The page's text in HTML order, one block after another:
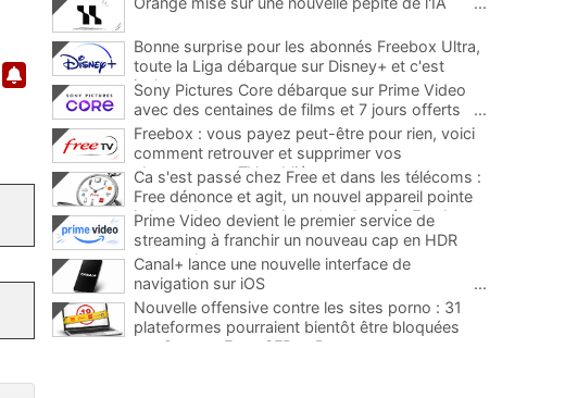
Bonne surprise pour les abonnés Freebox Ultra,
toute la Liga débarque sur Disney+ et c'est
inclus
Sony Pictures Core débarque sur Prime Video
avec des centaines de films et 7 jours offerts
...
Freebox : vous payez peut-être pour rien, voici
comment retrouver et supprimer vos
abonnements TV oubliés
...
Ca s'est passé chez Free et dans les télécoms :
Free dénonce et agit, un nouvel appareil pointe
le bout de son nez chez des abonnés Freebox...
Prime Video devient le premier service de
streaming à franchir un nouveau cap en HDR
avec ce lancement
Canal+ lance une nouvelle interface de
navigation sur iOS
...
Nouvelle offensive contre les sites porno : 31
plateformes pourraient bientôt être bloquées
par Orange, Free, SFR et Bouygues